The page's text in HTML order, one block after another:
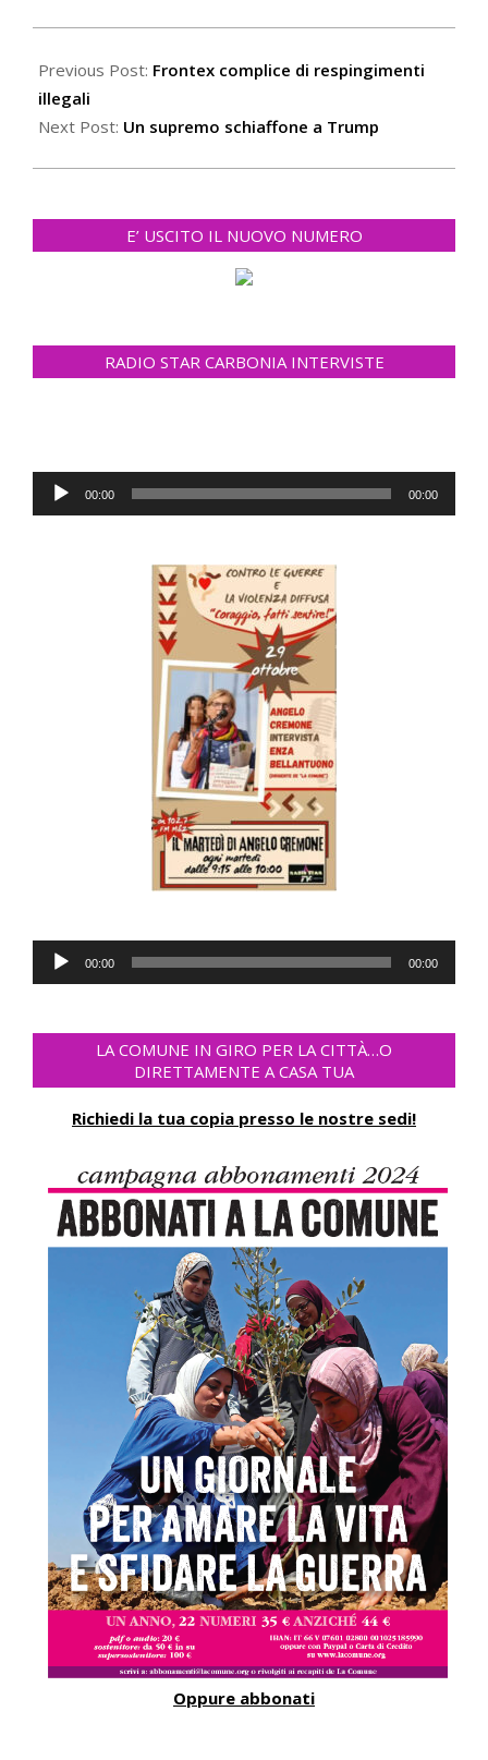
12-
13
Previous Post: Frontex complice di respingimenti
illegali
Next Post: Un supremo schiaffone a Trump
E’ USCITO IL NUOVO NUMERO
RADIO STAR CARBONIA INTERVISTE
Audio
Player
00:00 00:00
Audio
Player
00:00 00:00
LA COMUNE IN GIRO PER LA CITTÀ…O
DIRETTAMENTE A CASA TUA
Richiedi la tua copia presso le nostre sedi!
Oppure abbonati